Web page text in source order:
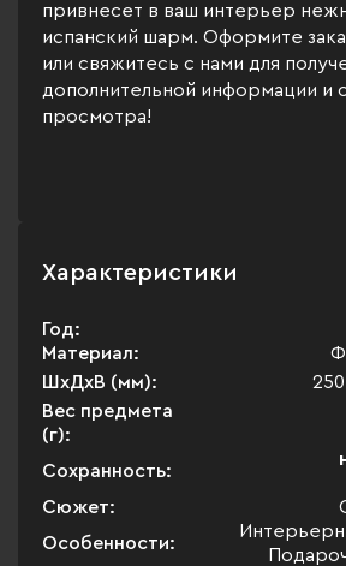
привнесет в ваш интерьер
испанский шарм. Оформите
или свяжитесь с нами для
дополнительной информации и
просмотра!
Характеристики
Год:
Материал:
ШхДхВ (мм):
Вес предмета
(г):
Сохранность:
Сюжет:
Особенности: